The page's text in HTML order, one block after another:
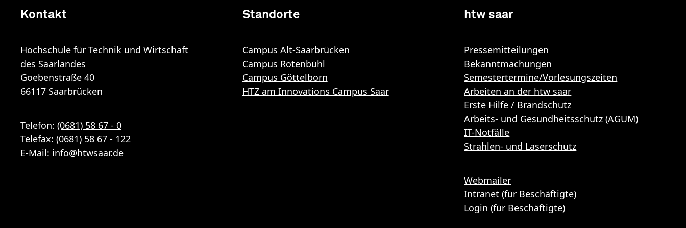
Kontakt
Hochschule für Technik und Wirtschaft
des Saarlandes
Goebenstraße 40
66117 Saarbrücken
Telefon: (0681) 58 67 - 0
Telefax: (0681) 58 67 - 122
E-Mail: info@htwsaar.de
Standorte
Campus Alt-Saarbrücken
Campus Rotenbühl
Campus Göttelborn
HTZ am Innovations Campus Saar
htw saar
Pressemitteilungen
Bekanntmachungen
Semestertermine/Vorlesungszeiten
Arbeiten an der htw saar
Erste Hilfe / Brandschutz
Arbeits- und Gesundheitsschutz (AGUM)
IT-Notfälle
Strahlen- und Laserschutz
Webmailer
Intranet (für Beschäftigte)
Login (für Beschäftigte)